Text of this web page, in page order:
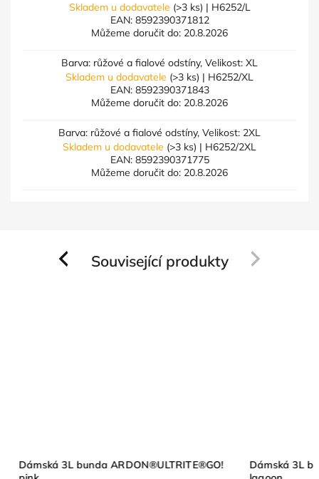
Skladem u dodavatele (>3 ks) | H6252/L
EAN: 8592390371812
Můžeme doručit do: 20.8.2026
Barva: růžové a fialové odstíny, Velikost: XL
Skladem u dodavatele (>3 ks) | H6252/XL
EAN: 8592390371843
Můžeme doručit do: 20.8.2026
Barva: růžové a fialové odstíny, Velikost: 2XL
Skladem u dodavatele (>3 ks) | H6252/2XL
EAN: 8592390371775
Můžeme doručit do: 20.8.2026
Související produkty
Previous
Dámská 3L bunda ARDON®ULTRITE®GO!
Next